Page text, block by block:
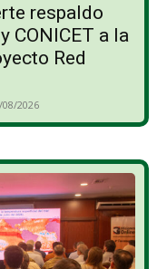
respaldo
CONICET a la
Red
08/2026